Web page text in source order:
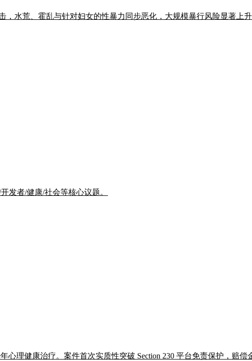
水荒、霍乱与针对妇女的性暴力同步恶化，大规模暴行风险显著上
发者/健康/社会等核心议题。
心理健康治疗。案件首次实质性突破 Section 230 平台免责保护，赔偿